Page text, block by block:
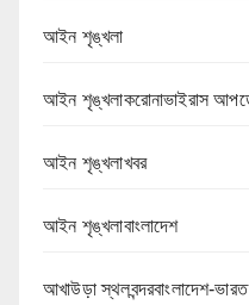
আইন শৃঙ্খলা
আইন শৃঙ্খলাকরোনাভাইরাস
আইন শৃঙ্খলাখবর
আইন শৃঙ্খলাবাংলাদেশ
আখাউড়া স্থলবন্দরবাংলাদেশ-